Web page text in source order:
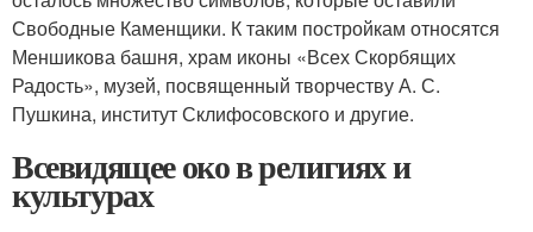
Свободные Каменщики. К таким постройкам относятся
Меншикова башня, храм иконы «Всех Скорбящих
Радость», музей, посвященный творчеству А. С.
Пушкина, институт Склифосовского и другие.
Всевидящее око в религиях и
культурах